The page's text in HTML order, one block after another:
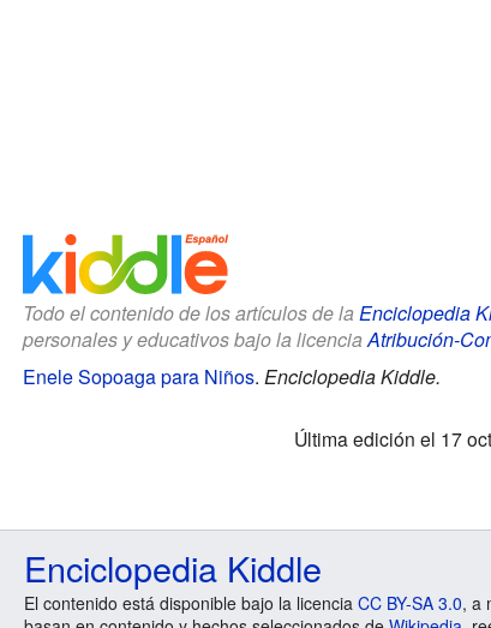
Todo el contenido de los artículos de la Enciclopedia
personales y educativos bajo la licencia Atribución-
Enele Sopoaga para Niños. Enciclopedia Kiddle.
Última edición el 17
Enciclopedia Kiddle
El contenido está disponible bajo la licencia CC BY-SA 3.0, a